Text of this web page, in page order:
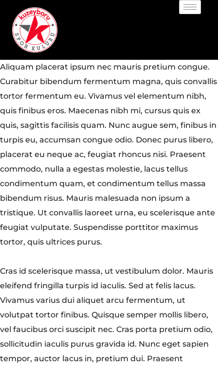
Aliquam placerat ipsum nec mauris pretium congue.
Curabitur bibendum fermentum magna, quis convallis
tortor fermentum eu. Vivamus vel elementum nibh,
quis finibus eros. Maecenas nibh mi, cursus quis ex
quis, sagittis facilisis quam. Nunc augue sem, finibus in
turpis eu, accumsan congue odio. Donec purus libero,
placerat eu neque ac, feugiat rhoncus nisi. Praesent
commodo, nulla a egestas molestie, lacus tellus
condimentum quam, et condimentum tellus massa
bibendum risus. Mauris malesuada non ipsum a
tristique. Ut convallis laoreet urna, eu scelerisque ante
feugiat vulputate. Suspendisse porttitor maximus
tortor, quis ultrices purus.
Cras id scelerisque massa, ut vestibulum dolor. Mauris
eleifend fringilla turpis id iaculis. Sed at felis lacus.
Vivamus varius dui aliquet arcu fermentum, ut
volutpat tortor finibus. Quisque semper mollis libero,
vel faucibus orci suscipit nec. Cras porta pretium odio,
sollicitudin iaculis purus gravida id. Nunc eget sapien
tempor, auctor lacus in, pretium dui. Praesent